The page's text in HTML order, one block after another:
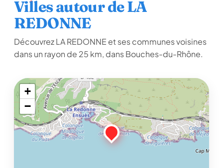
Villes autour de LA
REDONNE
Découvrez LA REDONNE et ses communes voisines
dans un rayon de 25 km, dans Bouches-du-Rhône.
+
−